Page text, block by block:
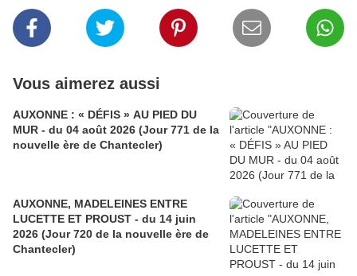
Vous aimerez aussi
AUXONNE : « DÉFIS » AU PIED DU
MUR - du 04 août 2026 (Jour 771 de la
nouvelle ère de Chantecler)
AUXONNE, MADELEINES ENTRE
LUCETTE ET PROUST - du 14 juin
2026 (Jour 720 de la nouvelle ère de
Chantecler)